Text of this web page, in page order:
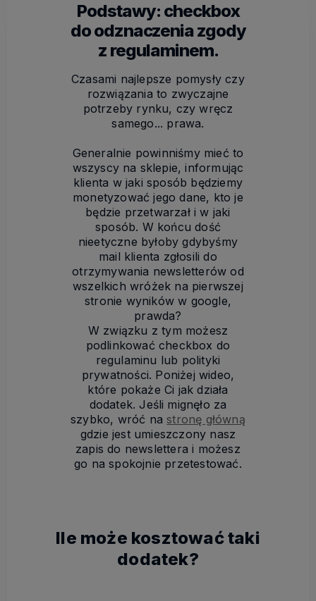
Podstawy: checkbox
do odznaczenia zgody
z regulaminem.
Czasami najlepsze pomysły czy
rozwiązania to zwyczajne
potrzeby rynku, czy wręcz
samego... prawa.
Generalnie powinniśmy mieć to
wszyscy na sklepie, informując
klienta w jaki sposób będziemy
monetyzować jego dane, kto je
będzie przetwarzał i w jaki
sposób. W końcu dość
nieetyczne byłoby gdybyśmy
mail klienta zgłosili do
otrzymywania newsletterów od
wszelkich wróżek na pierwszej
stronie wyników w google,
prawda?
W związku z tym możesz
podlinkować checkbox do
regulaminu lub polityki
prywatności. Poniżej wideo,
które pokaże Ci jak działa
dodatek. Jeśli mignęło za
szybko, wróć na stronę główną
gdzie jest umieszczony nasz
zapis do newslettera i możesz
go na spokojnie przetestować.
Ile może kosztować taki
dodatek?